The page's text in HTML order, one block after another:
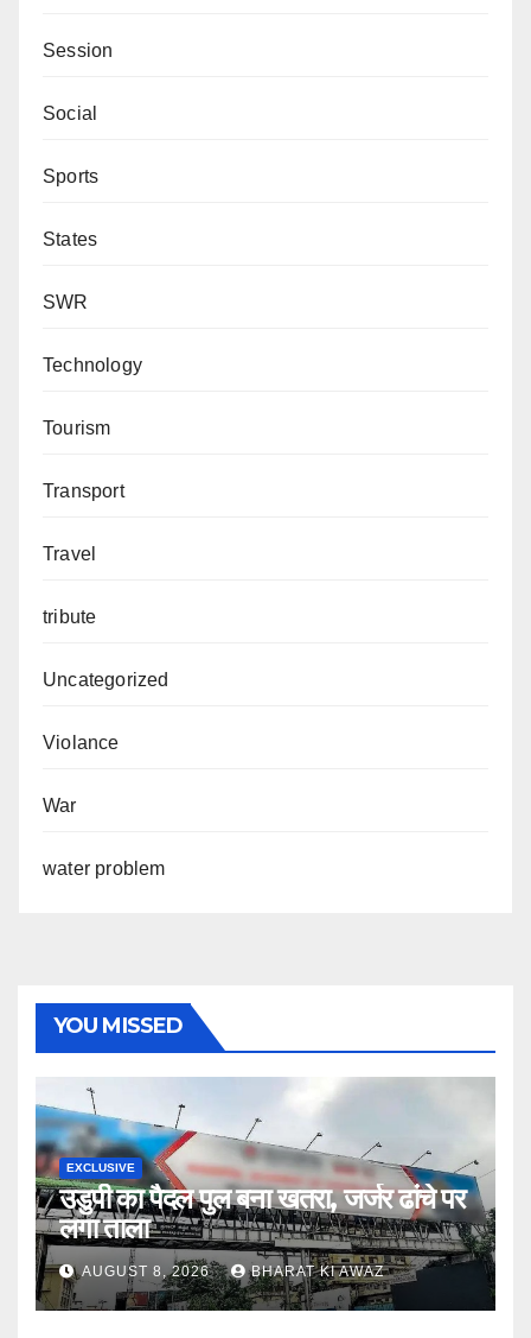
Session
Social
Sports
States
SWR
Technology
Tourism
Transport
Travel
tribute
Uncategorized
Violance
War
water problem
YOU MISSED
EXCLUSIVE
उडुपी का पैदल पुल बना खतरा, जर्जर ढांचे पर
लगा ताला
AUGUST 8, 2026 BHARAT KI AWAZ